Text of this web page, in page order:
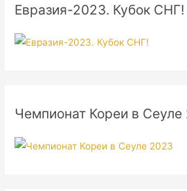
Евразия-2023. Кубок СНГ!
Чемпионат Кореи в Сеуле